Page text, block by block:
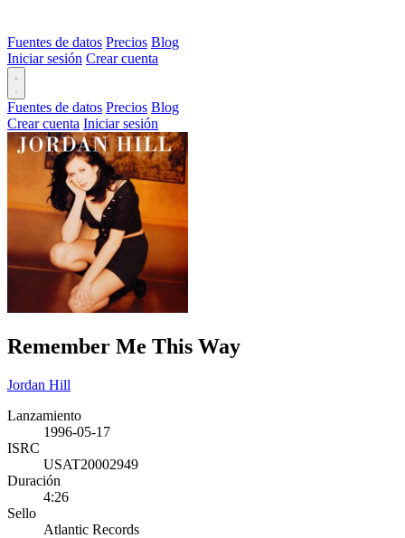
Fuentes de datos Precios Blog
Iniciar sesión Crear cuenta
Fuentes de datos Precios Blog
Crear cuenta Iniciar sesión
Remember Me This Way
Jordan Hill
Lanzamiento
1996-05-17
ISRC
USAT20002949
Duración
4:26
Sello
Atlantic Records